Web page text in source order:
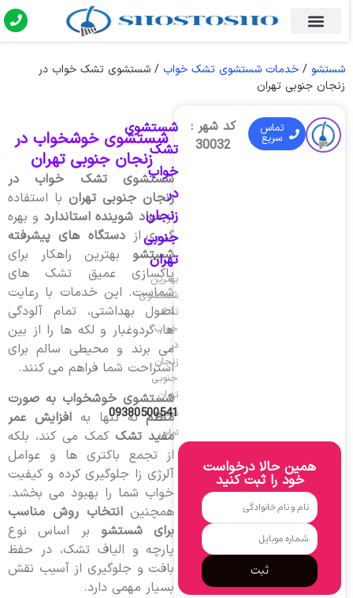
شستشو/ خدمات شستشوی تشک خواب/ شستشوی تشک خواب در
زنجان جنوبی تهران
شستشوی خوشخواب در
زنجان جنوبی تهران
شستشوی تشک خواب در
زنجان جنوبی تهران با استفاده
ازمواد شوینده استانداردو بهره
گیری از دستگاه های پیشرفته
شستشوبهترین راهکار برای
پاکسازی عمیق تشک های
شماست. این خدمات با رعایت
اصول بهداشتی، تمام آلودگی
ها، گردوغبار و لکه ها را از بین
می برند و محیطی سالم برای
استراحت شما فراهم می کنند.
شستشوی خوشخواب به صورت
منظمنه تنها به افزایش عمر
مفید تشککمک می کند، بلکه
از تجمع باکتری ها و عوامل
آلرژی زا جلوگیری کرده و کیفیت
خواب شما را بهبود می بخشد.
همچنین انتخاب روش مناسب
برای شستشوبر اساس نوع
پارچه و الیاف تشک، در حفظ
بافت و جلوگیری از آسیب نقش
بسیار مهمی دارد.
تماس
سریع
کد شهر :
30032
شستشوی
تشک
خواب
در
زنجان
جنوبی
تهران
بهترین
شستشوی
تشک
خواب
در
زنجان
جنوبی
تهران
شماره
تماس
09380500541
همین حالا درخواست
خود را ثبت کنید
ثبت